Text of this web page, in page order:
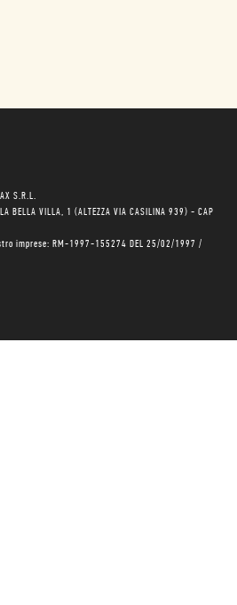
S.R.L.
BELLA VILLA, 1 (ALTEZZA VIA CASILINA 939) - CAP
imprese: RM-1997-155274 DEL 25/02/1997 /